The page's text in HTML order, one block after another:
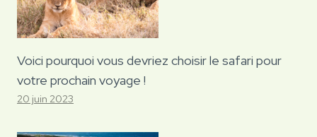
Voici pourquoi vous devriez choisir le safari pour
votre prochain voyage !
20 juin 2023